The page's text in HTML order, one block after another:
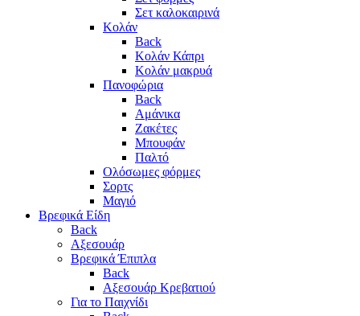
Σετ καλοκαιρινά
Κολάν
Back
Κολάν Κάπρι
Κολάν μακρυά
Πανοφώρια
Back
Αμάνικα
Ζακέτες
Μπουφάν
Παλτό
Ολόσωμες φόρμες
Σορτς
Μαγιό
Βρεφικά Είδη
Back
Αξεσουάρ
Βρεφικά Έπιπλα
Back
Αξεσουάρ Κρεβατιού
Για το Παιχνίδι